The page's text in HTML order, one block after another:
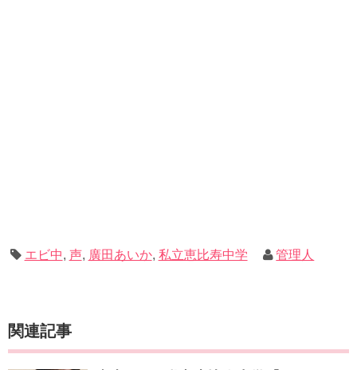
エビ中, 声, 廣田あいか, 私立恵比寿中学 管理人
関連記事